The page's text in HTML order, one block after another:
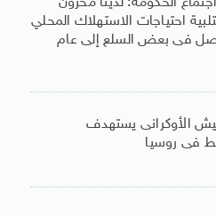
احتياجات الاستهلاك المحلي
فى بعض السلع إلى عام
الأوكرانى يستهدف
فى روسيا